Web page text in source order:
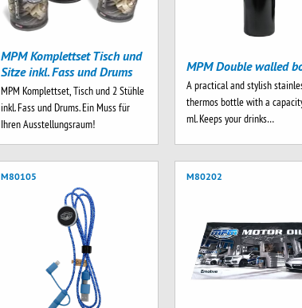
MPM Komplettset Tisch und
Sitze inkl. Fass und Drums
MPM Komplettset, Tisch und 2 Stühle
inkl. Fass und Drums. Ein Muss für
Ihren Ausstellungsraum!
MPM Double walled
A practical and stylish
thermos bottle with a
ml. Keeps your drinks…
M80105 M80202